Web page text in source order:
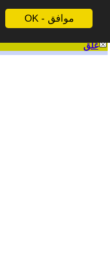
موافق - OK
غلق